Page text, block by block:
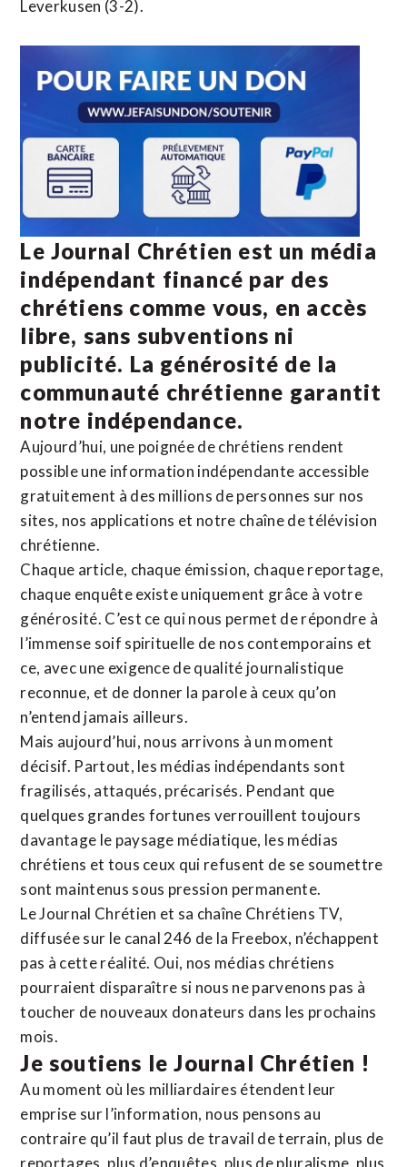
Leverkusen (3-2).
Le Journal Chrétien est un média
indépendant financé par des
chrétiens comme vous, en accès
libre, sans subventions ni
publicité. La générosité de la
communauté chrétienne garantit
notre indépendance.
Aujourd’hui, une poignée de chrétiens rendent
possible une information indépendante accessible
gratuitement à des millions de personnes sur nos
sites, nos applications et notre chaîne de télévision
chrétienne.
Chaque article, chaque émission, chaque reportage,
chaque enquête existe uniquement grâce à votre
générosité. C’est ce qui nous permet de répondre à
l’immense soif spirituelle de nos contemporains et
ce, avec une exigence de qualité journalistique
reconnue, et de donner la parole à ceux qu’on
n’entend jamais ailleurs.
Mais aujourd’hui, nous arrivons à un moment
décisif. Partout, les médias indépendants sont
fragilisés, attaqués, précarisés. Pendant que
quelques grandes fortunes verrouillent toujours
davantage le paysage médiatique, les médias
chrétiens et tous ceux qui refusent de se soumettre
sont maintenus sous pression permanente.
Le Journal Chrétien et sa chaîne Chrétiens TV,
diffusée sur le canal 246 de la Freebox, n’échappent
pas à cette réalité. Oui, nos médias chrétiens
pourraient disparaître si nous ne parvenons pas à
toucher de nouveaux donateurs dans les prochains
mois.
Je soutiens le Journal Chrétien !
Au moment où les milliardaires étendent leur
emprise sur l’information, nous pensons au
contraire qu’il faut plus de travail de terrain, plus de
reportages, plus d’enquêtes, plus de pluralisme, plus